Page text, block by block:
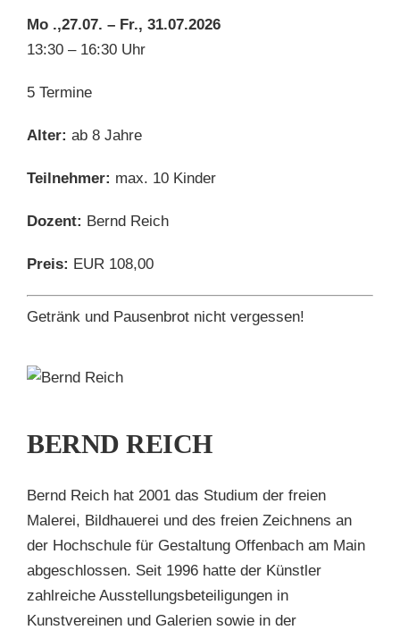
Mo .,27.07. – Fr., 31.07.2026
13:30 – 16:30 Uhr
5 Termine
Alter: ab 8 Jahre
Teilnehmer: max. 10 Kinder
Dozent: Bernd Reich
Preis: EUR 108,00
Getränk und Pausenbrot nicht vergessen!
BERND REICH
Bernd Reich hat 2001 das Studium der freien
Malerei, Bildhauerei und des freien Zeichnens an
der Hochschule für Gestaltung Offenbach am Main
abgeschlossen. Seit 1996 hatte der Künstler
zahlreiche Ausstellungsbeteiligungen in
Kunstvereinen und Galerien sowie in der